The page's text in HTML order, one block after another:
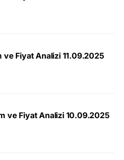
ve Fiyat Analizi 11.09.2025
ve Fiyat Analizi 10.09.2025